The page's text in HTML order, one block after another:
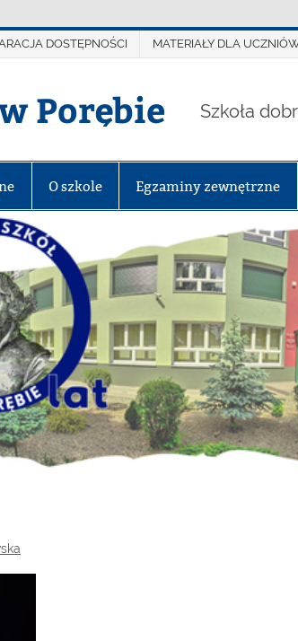
DOSTĘPNOŚCI MATERIAŁY DLA
Porębie Szkoła
O szkole Egzaminy zewnętrzne